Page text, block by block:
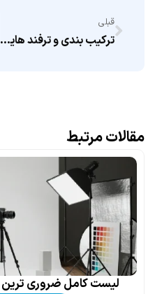
قبلی
ترکیب بندی و ترفند هایی برای عکاسی از غذا
مقالات مرتبط
لیست کامل ضروری